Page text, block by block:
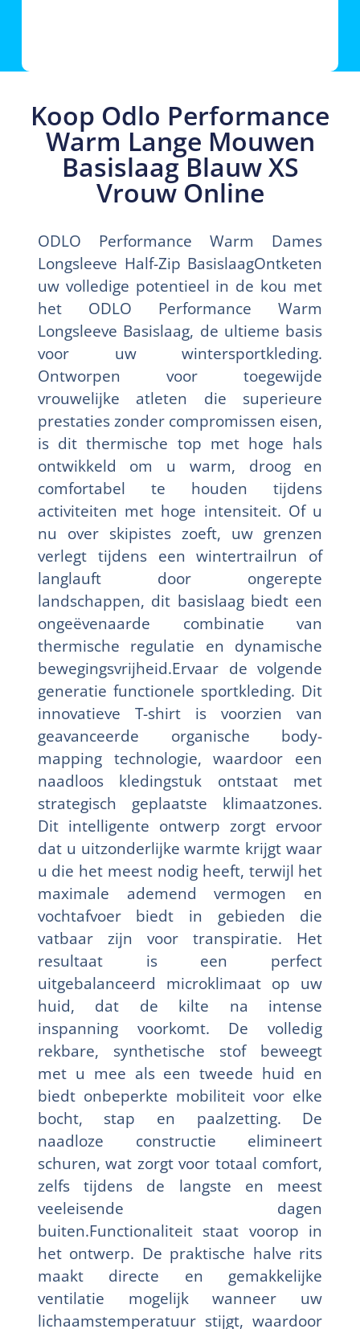
Koop Odlo Performance
Warm Lange Mouwen
Basislaag Blauw XS
Vrouw Online
ODLO Performance Warm Dames
Longsleeve Half-Zip BasislaagOntketen
uw volledige potentieel in de kou met
het ODLO Performance Warm
Longsleeve Basislaag, de ultieme basis
voor uw wintersportkleding.
Ontworpen voor toegewijde
vrouwelijke atleten die superieure
prestaties zonder compromissen eisen,
is dit thermische top met hoge hals
ontwikkeld om u warm, droog en
comfortabel te houden tijdens
activiteiten met hoge intensiteit. Of u
nu over skipistes zoeft, uw grenzen
verlegt tijdens een wintertrailrun of
langlauft door ongerepte
landschappen, dit basislaag biedt een
ongeëvenaarde combinatie van
thermische regulatie en dynamische
bewegingsvrijheid.Ervaar de volgende
generatie functionele sportkleding. Dit
innovatieve T-shirt is voorzien van
geavanceerde organische body-
mapping technologie, waardoor een
naadloos kledingstuk ontstaat met
strategisch geplaatste klimaatzones.
Dit intelligente ontwerp zorgt ervoor
dat u uitzonderlijke warmte krijgt waar
u die het meest nodig heeft, terwijl het
maximale ademend vermogen en
vochtafvoer biedt in gebieden die
vatbaar zijn voor transpiratie. Het
resultaat is een perfect
uitgebalanceerd microklimaat op uw
huid, dat de kilte na intense
inspanning voorkomt. De volledig
rekbare, synthetische stof beweegt
met u mee als een tweede huid en
biedt onbeperkte mobiliteit voor elke
bocht, stap en paalzetting. De
naadloze constructie elimineert
schuren, wat zorgt voor totaal comfort,
zelfs tijdens de langste en meest
veeleisende dagen
buiten.Functionaliteit staat voorop in
het ontwerp. De praktische halve rits
maakt directe en gemakkelijke
ventilatie mogelijk wanneer uw
lichaamstemperatuur stijgt, waardoor